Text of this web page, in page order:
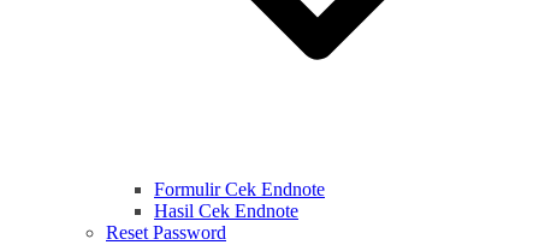
Formulir Cek Endnote
Hasil Cek Endnote
Reset Password